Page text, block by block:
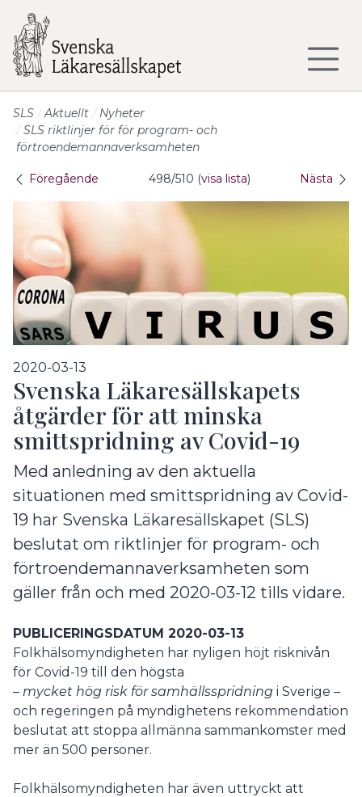
SLS Aktuellt
Nyheter
SLS riktlinjer för för program- och
förtroendemannaverksamheten
Föregående 498/510 (visa lista) Nästa
2020-03-13
Svenska Läkaresällskapets
åtgärder för att minska
smittspridning av Covid-19
Med anledning av den aktuella
situationen med smittspridning av Covid-
19 har Svenska Läkaresällskapet (SLS)
beslutat om riktlinjer för program- och
förtroendemannaverksamheten som
gäller från och med 2020-03-12 tills vidare.
PUBLICERINGSDATUM 2020-03-13
Folkhälsomyndigheten har nyligen höjt risknivån
för Covid-19 till den högsta
– mycket hög risk för samhällsspridning i Sverige –
och regeringen på myndighetens rekommendation
beslutat att stoppa allmänna sammankomster med
mer än 500 personer.
Folkhälsomyndigheten har även uttryckt att